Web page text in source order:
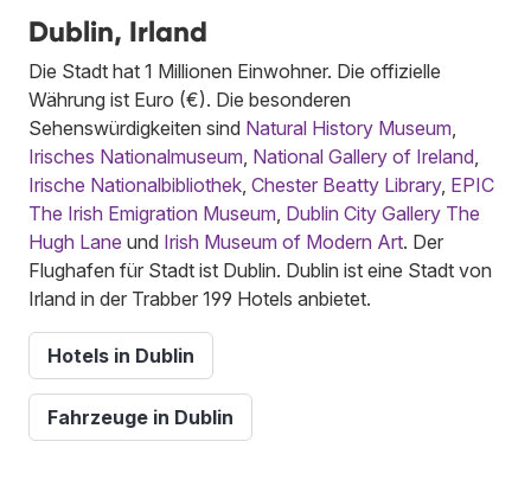
Dublin, Irland
Die Stadt hat 1 Millionen Einwohner. Die offizielle
Währung ist Euro (€). Die besonderen
Sehenswürdigkeiten sind Natural History Museum
Irisches Nationalmuseum National Gallery of Ireland
Irische Nationalbibliothek Chester Beatty Library, EPIC
The Irish Emigration Museum Dublin City Gallery The
Hugh Lane und Irish Museum of Modern Art. Der
Flughafen für Stadt ist Dublin. Dublin ist eine Stadt von
Irland in der Trabber 199 Hotels anbietet.
Hotels in Dublin
Fahrzeuge in Dublin